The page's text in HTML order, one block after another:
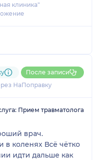
клиника"
НаПоправку
После записи
Прием травматолога
врач.
коленях Всё чётко
идти дальше как